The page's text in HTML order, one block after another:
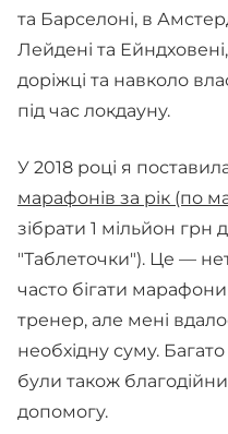
та Барселоні, в
Лейдені та
доріжці та навколо
під час локдауну.
У 2018 році я
марафонів за рік (по
зібрати 1 мільйон грн
"Таблеточки"). Це —
часто бігати
тренер, але мені
необхідну суму. Багато
були також
допомогу.